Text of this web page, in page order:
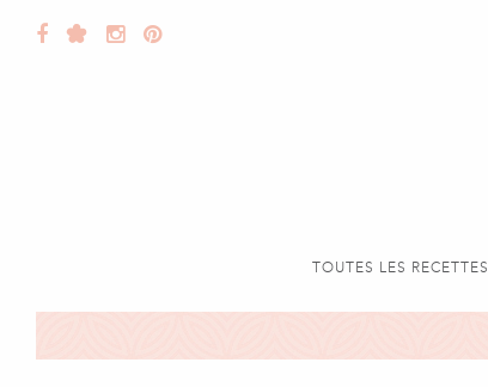
TOUTES LES RECETTES